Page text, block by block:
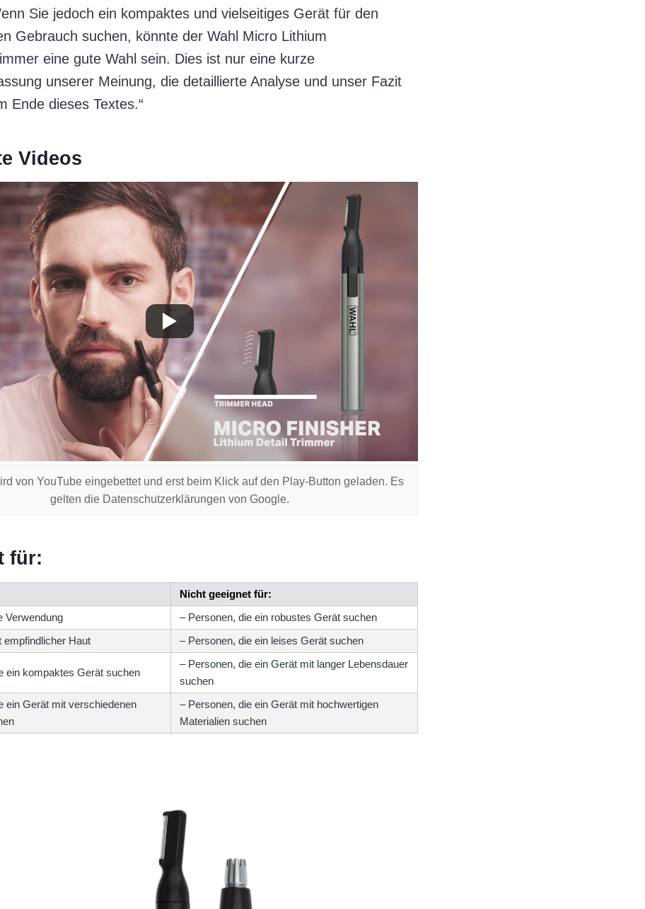
Sie jedoch ein kompaktes und vielseitiges Gerät für den
Gebrauch suchen, könnte der Wahl Micro Lithium
eine gute Wahl sein. Dies ist nur eine kurze
unserer Meinung, die detaillierte Analyse und unser Fazit
Ende dieses Textes.“
Videos
von YouTube eingebettet und erst beim Klick auf den Play-Button geladen. Es
gelten die Datenschutzerklärungen von Google.
für:
Nicht geeignet für:
Verwendung
– Personen, die ein robustes Gerät suchen
empfindlicher Haut
– Personen, die ein leises Gerät suchen
ein kompaktes Gerät suchen
– Personen, die ein Gerät mit langer Lebensdauer
suchen
ein Gerät mit verschiedenen
– Personen, die ein Gerät mit hochwertigen
Materialien suchen